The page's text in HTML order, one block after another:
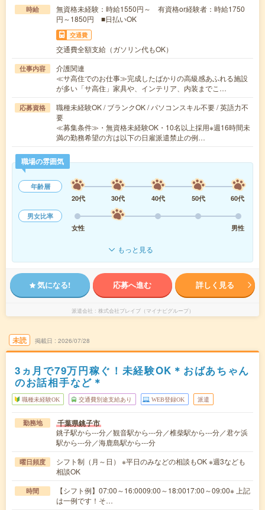
時給
無資格未経験：時給1550円～ 有資格or経験者：時給1750
円～1850円 ■日払いOK
交通費
交通費全額支給（ガソリン代もOK）
仕事内容
介護関連
≪サ高住でのお仕事≫完成したばかりの高級感あふれる施設
が多い「サ高住」家具や、インテリア、内装までこ…
応募資格
職種未経験OK / ブランクOK / パソコンスキル不要 / 英語力不
要
≪募集条件≫・無資格未経験OK・10名以上採用※週16時間未
満の勤務希望の方は以下の日雇派遣禁止の例…
職場の雰囲気
年齢層
20代
30代 40代 50代
60代
男女比率
女性
男性
もっと見る
気になる! 応募へ進む 詳しく見る
派遣会社 株式会社ブレイブ（マイナビグループ）
未読 掲載日 2026/07/28
3ヵ月で79万円稼ぐ！未経験OK＊おばあちゃん
のお話相手など＊
職種未経験OK 交通費別途支給あり WEB登録OK 派遣
勤務地 千葉県銚子市
銚子駅から---分／観音駅から---分／椎柴駅から---分／君ケ浜
駅から---分／海鹿島駅から---分
曜日頻度
シフト制（月～日） ※平日のみなどの相談もOK ※週3なども
相談OK
時間
【シフト例】07:00～16:0009:00～18:0017:00～09:00※ 上記
は一例です！そ…